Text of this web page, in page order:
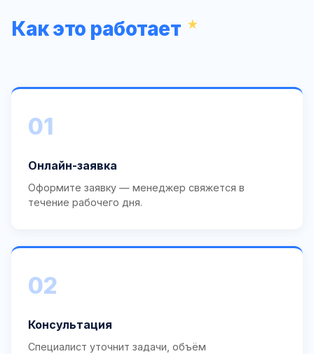
Как это работает
01
Онлайн-заявка
Оформите заявку — менеджер свяжется в
течение рабочего дня.
02
Консультация
Специалист уточнит задачи, объём